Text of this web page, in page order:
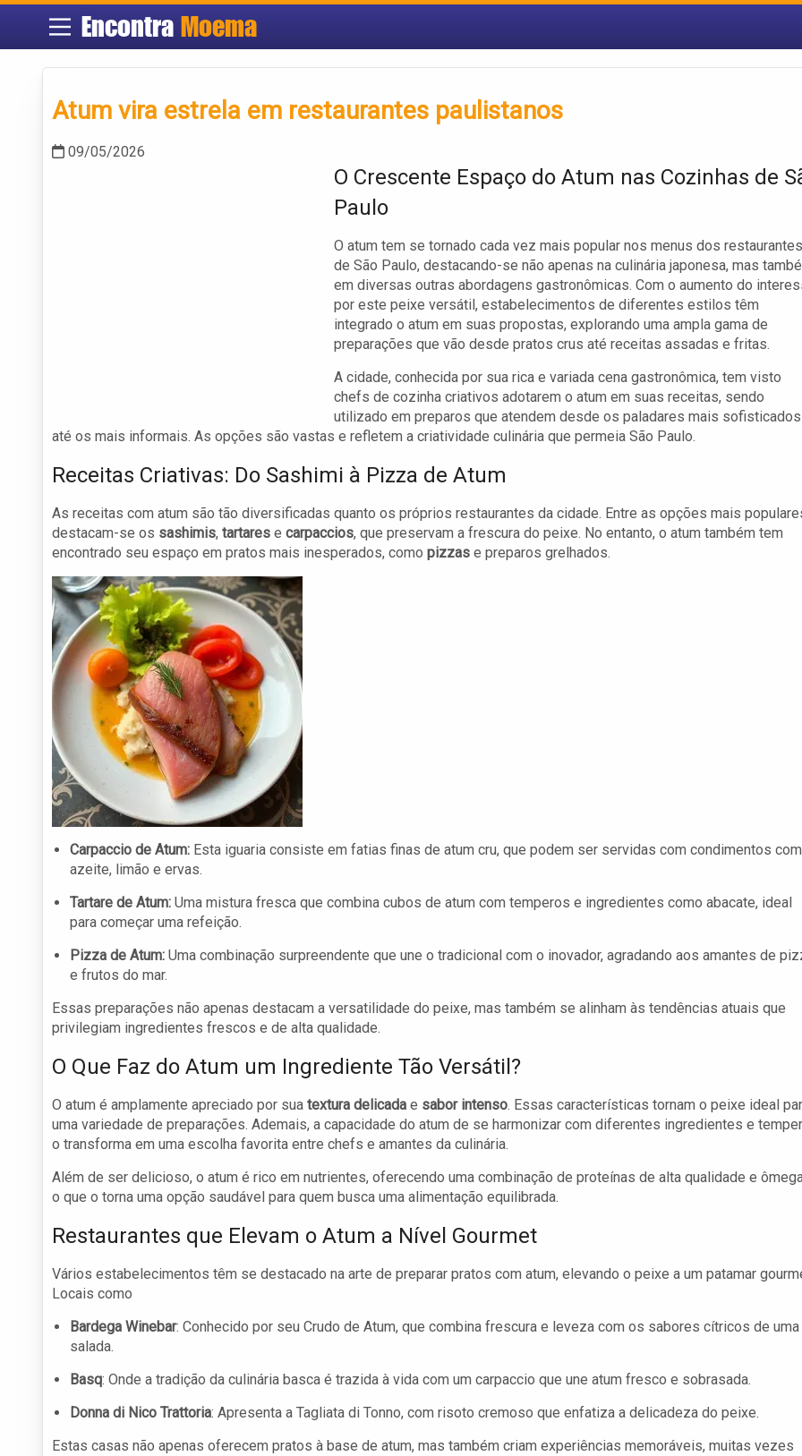
Encontra Moema
Atum vira estrela em restaurantes paulistanos
09/05/2026
O Crescente Espaço do Atum nas Cozinhas de
Paulo
O atum tem se tornado cada vez mais popular nos menus dos restaurantes
de São Paulo, destacando-se não apenas na culinária japonesa, mas
em diversas outras abordagens gastronômicas. Com o aumento do
por este peixe versátil, estabelecimentos de diferentes estilos têm
integrado o atum em suas propostas, explorando uma ampla gama de
preparações que vão desde pratos crus até receitas assadas e fritas.
A cidade, conhecida por sua rica e variada cena gastronômica, tem visto
chefs de cozinha criativos adotarem o atum em suas receitas, sendo
utilizado em preparos que atendem desde os paladares mais sofisticados
até os mais informais. As opções são vastas e refletem a criatividade culinária que permeia São Paulo.
Receitas Criativas: Do Sashimi à Pizza de Atum
As receitas com atum são tão diversificadas quanto os próprios restaurantes da cidade. Entre as opções mais
destacam-se os sashimis, tartares e carpaccios, que preservam a frescura do peixe. No entanto, o atum também tem
encontrado seu espaço em pratos mais inesperados, como pizzas e preparos grelhados.
Carpaccio de Atum: Esta iguaria consiste em fatias finas de atum cru, que podem ser servidas com condimentos
azeite, limão e ervas.
Tartare de Atum: Uma mistura fresca que combina cubos de atum com temperos e ingredientes como abacate, ideal
para começar uma refeição.
Pizza de Atum: Uma combinação surpreendente que une o tradicional com o inovador, agradando aos amantes de
e frutos do mar.
Essas preparações não apenas destacam a versatilidade do peixe, mas também se alinham às tendências atuais que
privilegiam ingredientes frescos e de alta qualidade.
O Que Faz do Atum um Ingrediente Tão Versátil?
O atum é amplamente apreciado por sua textura delicada e sabor intenso. Essas características tornam o peixe ideal
uma variedade de preparações. Ademais, a capacidade do atum de se harmonizar com diferentes ingredientes e
o transforma em uma escolha favorita entre chefs e amantes da culinária.
Além de ser delicioso, o atum é rico em nutrientes, oferecendo uma combinação de proteínas de alta qualidade e
o que o torna uma opção saudável para quem busca uma alimentação equilibrada.
Restaurantes que Elevam o Atum a Nível Gourmet
Vários estabelecimentos têm se destacado na arte de preparar pratos com atum, elevando o peixe a um patamar
Locais como
Bardega Winebar: Conhecido por seu Crudo de Atum, que combina frescura e leveza com os sabores cítricos de uma
salada.
Basq: Onde a tradição da culinária basca é trazida à vida com um carpaccio que une atum fresco e sobrasada.
Donna di Nico Trattoria: Apresenta a Tagliata di Tonno, com risoto cremoso que enfatiza a delicadeza do peixe.
Estas casas não apenas oferecem pratos à base de atum, mas também criam experiências memoráveis, muitas vezes